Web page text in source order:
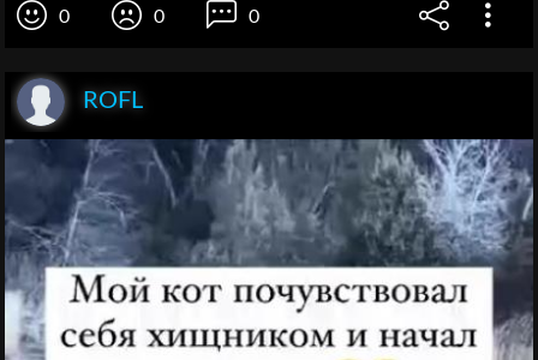
0 0 0
ROFL